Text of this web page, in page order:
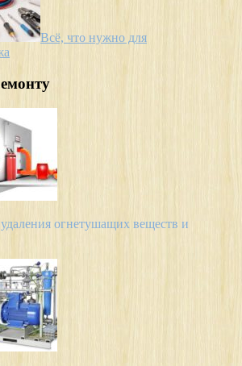
Всё, что нужно для
огнетушащих веществ и